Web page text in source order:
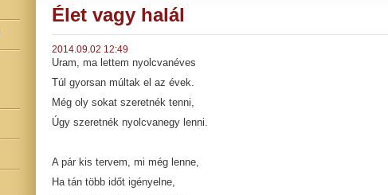
Élet vagy halál
2014.09.02 12:49
Uram, ma lettem nyolcvanéves
Túl gyorsan múltak el az évek.
Még oly sokat szeretnék tenni,
Úgy szeretnék nyolcvanegy lenni.
A pár kis tervem, mi még lenne,
Ha tán több időt igényelne,